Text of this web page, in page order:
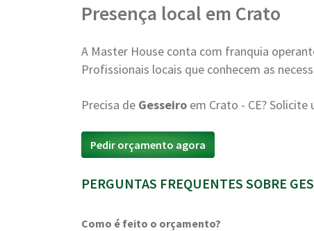
Presença local em Crato
A Master House conta com franquia
Profissionais locais que conhecem as
Precisa de Gesseiro em Crato - CE?
Pedir orçamento agora
PERGUNTAS FREQUENTES SOBRE
Como é feito o orçamento?